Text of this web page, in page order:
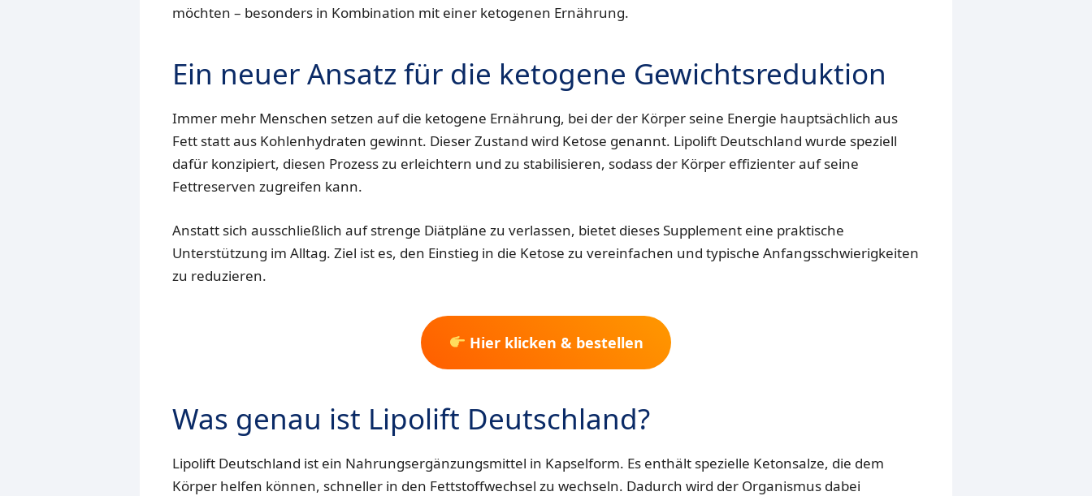
möchten – besonders in Kombination mit einer ketogenen Ernährung.
Ein neuer Ansatz für die ketogene Gewichtsreduktion
Immer mehr Menschen setzen auf die ketogene Ernährung, bei der der Körper seine Energie hauptsächlich aus
Fett statt aus Kohlenhydraten gewinnt. Dieser Zustand wird Ketose genannt. Lipolift Deutschland wurde speziell
dafür konzipiert, diesen Prozess zu erleichtern und zu stabilisieren, sodass der Körper effizienter auf seine
Fettreserven zugreifen kann.
Anstatt sich ausschließlich auf strenge Diätpläne zu verlassen, bietet dieses Supplement eine praktische
Unterstützung im Alltag. Ziel ist es, den Einstieg in die Ketose zu vereinfachen und typische Anfangsschwierigkeiten
zu reduzieren.
Hier klicken & bestellen
Was genau ist Lipolift Deutschland?
Lipolift Deutschland ist ein Nahrungsergänzungsmittel in Kapselform. Es enthält spezielle Ketonsalze, die dem
Körper helfen können, schneller in den Fettstoffwechsel zu wechseln. Dadurch wird der Organismus dabei